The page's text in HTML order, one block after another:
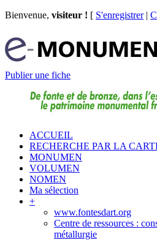
Bienvenue, visiteur ! [ S'enregistrer|
Publier une fiche
ACCUEIL
RECHERCHE PAR LA
MONUMEN
VOLUMEN
NOMEN
Ma sélection
+
www.fontesdart.org
Centre de ressources :
métallurgie